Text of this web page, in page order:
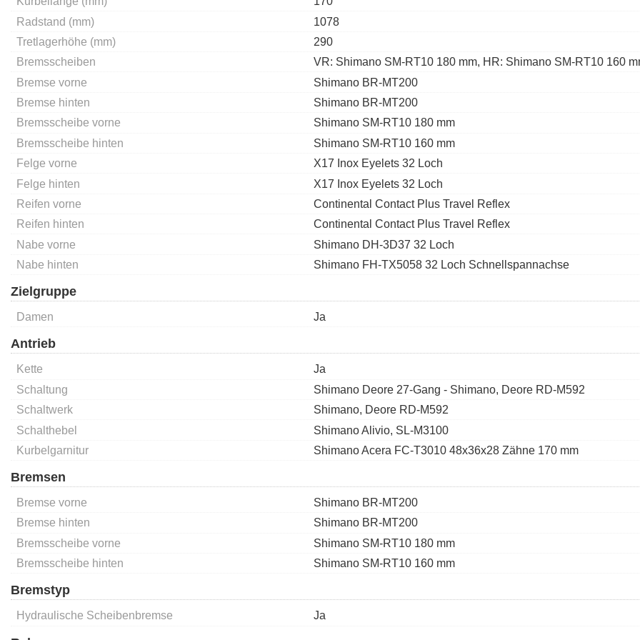
Radstand (mm)
1078
Tretlagerhöhe (mm)
290
Bremsscheiben
VR: Shimano SM-RT10 180 mm, HR: Shimano SM-RT10 160
Bremse vorne
Shimano BR-MT200
Bremse hinten
Shimano BR-MT200
Bremsscheibe vorne
Shimano SM-RT10 180 mm
Bremsscheibe hinten
Shimano SM-RT10 160 mm
Felge vorne
X17 Inox Eyelets 32 Loch
Felge hinten
X17 Inox Eyelets 32 Loch
Reifen vorne
Continental Contact Plus Travel Reflex
Reifen hinten
Continental Contact Plus Travel Reflex
Nabe vorne
Shimano DH-3D37 32 Loch
Nabe hinten
Shimano FH-TX5058 32 Loch Schnellspannachse
Zielgruppe
Damen Ja
Antrieb
Kette
Ja
Schaltung
Shimano Deore 27-Gang - Shimano, Deore RD-M592
Schaltwerk
Shimano, Deore RD-M592
Schalthebel
Shimano Alivio, SL-M3100
Kurbelgarnitur
Shimano Acera FC-T3010 48x36x28 Zähne 170 mm
Bremsen
Bremse vorne
Shimano BR-MT200
Bremse hinten
Shimano BR-MT200
Bremsscheibe vorne
Shimano SM-RT10 180 mm
Bremsscheibe hinten
Shimano SM-RT10 160 mm
Bremstyp
Hydraulische Scheibenbremse Ja